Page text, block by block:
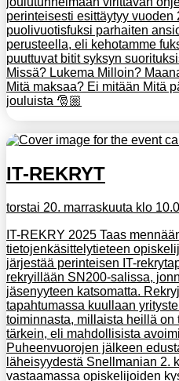
perinteisesti esittäytyy
puolivuotisfuksi parhaiten
perusteella, eli kehotamme
puuttuvat bitit syksyn
Missä? Lukema Milloin?
Mitä maksaa? Ei mitään Mitä
jouluista 🎅🏼
IT-REKRYT
torstai 20. marraskuuta klo
IT-REKRY 2025 Taas
tietojenkäsittelytieteen
järjestää perinteisen IT-
rekryillään SN200-salissa,
jäsenyyteen katsomatta.
tapahtumassa kuullaan
toiminnasta, millaista heillä
tärkein, eli mahdollisista
Puheenvuorojen jälkeen
läheisyydestä Snellmanian 2.
vastaamassa opiskelijoiden